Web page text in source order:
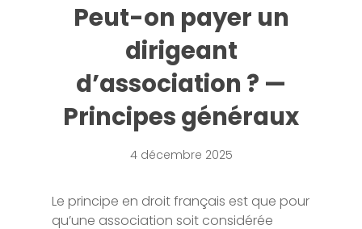
Peut-on payer un
dirigeant
d’association ? —
Principes généraux
4 décembre 2025
Le principe en droit français est que pour
qu’une association soit considérée